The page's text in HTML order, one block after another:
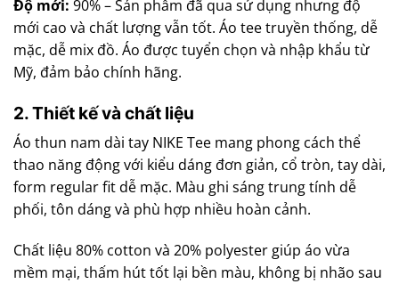
Độ mới: 90% – Sản phẩm đã qua sử dụng nhưng độ
mới cao và chất lượng vẫn tốt. Áo tee truyền thống, dễ
mặc, dễ mix đồ. Áo được tuyển chọn và nhập khẩu từ
Mỹ, đảm bảo chính hãng.
2. Thiết kế và chất liệu
Áo thun nam dài tay NIKE Tee mang phong cách thể
thao năng động với kiểu dáng đơn giản, cổ tròn, tay dài,
form regular fit dễ mặc. Màu ghi sáng trung tính dễ
phối, tôn dáng và phù hợp nhiều hoàn cảnh.
Chất liệu 80% cotton và 20% polyester giúp áo vừa
mềm mại, thấm hút tốt lại bền màu, không bị nhão sau